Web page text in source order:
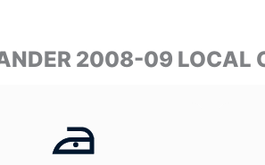
2008-09 LOCAL